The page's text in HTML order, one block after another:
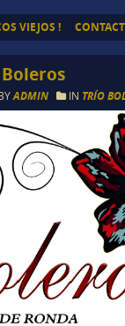
VIEJOS !
ADMIN IN TRÍO